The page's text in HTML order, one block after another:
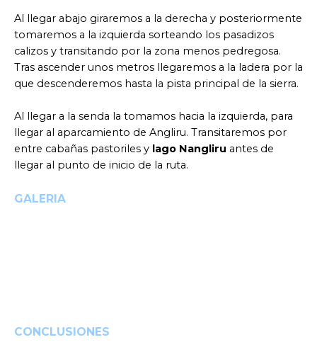
Al llegar abajo giraremos a la derecha y posteriormente
tomaremos a la izquierda sorteando los pasadizos
calizos y transitando por la zona menos pedregosa.
Tras ascender unos metros llegaremos a la ladera por la
que descenderemos hasta la pista principal de la sierra.
Al llegar a la senda la tomamos hacia la izquierda, para
llegar al aparcamiento de Angliru. Transitaremos por
entre cabañas pastoriles y lago Nangliru antes de
llegar al punto de inicio de la ruta.
GALERIA
CONCLUSIONES